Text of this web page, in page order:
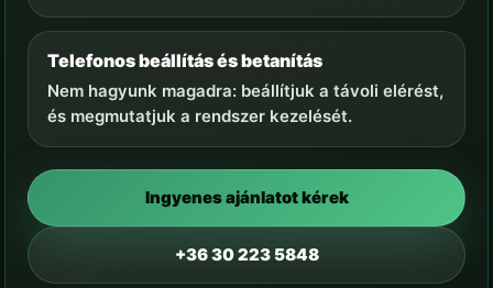
Telefonos beállítás és betanítás
Nem hagyunk magadra: beállítjuk a távoli elérést,
és megmutatjuk a rendszer kezelését.
Ingyenes ajánlatot kérek
+36 30 223 5848